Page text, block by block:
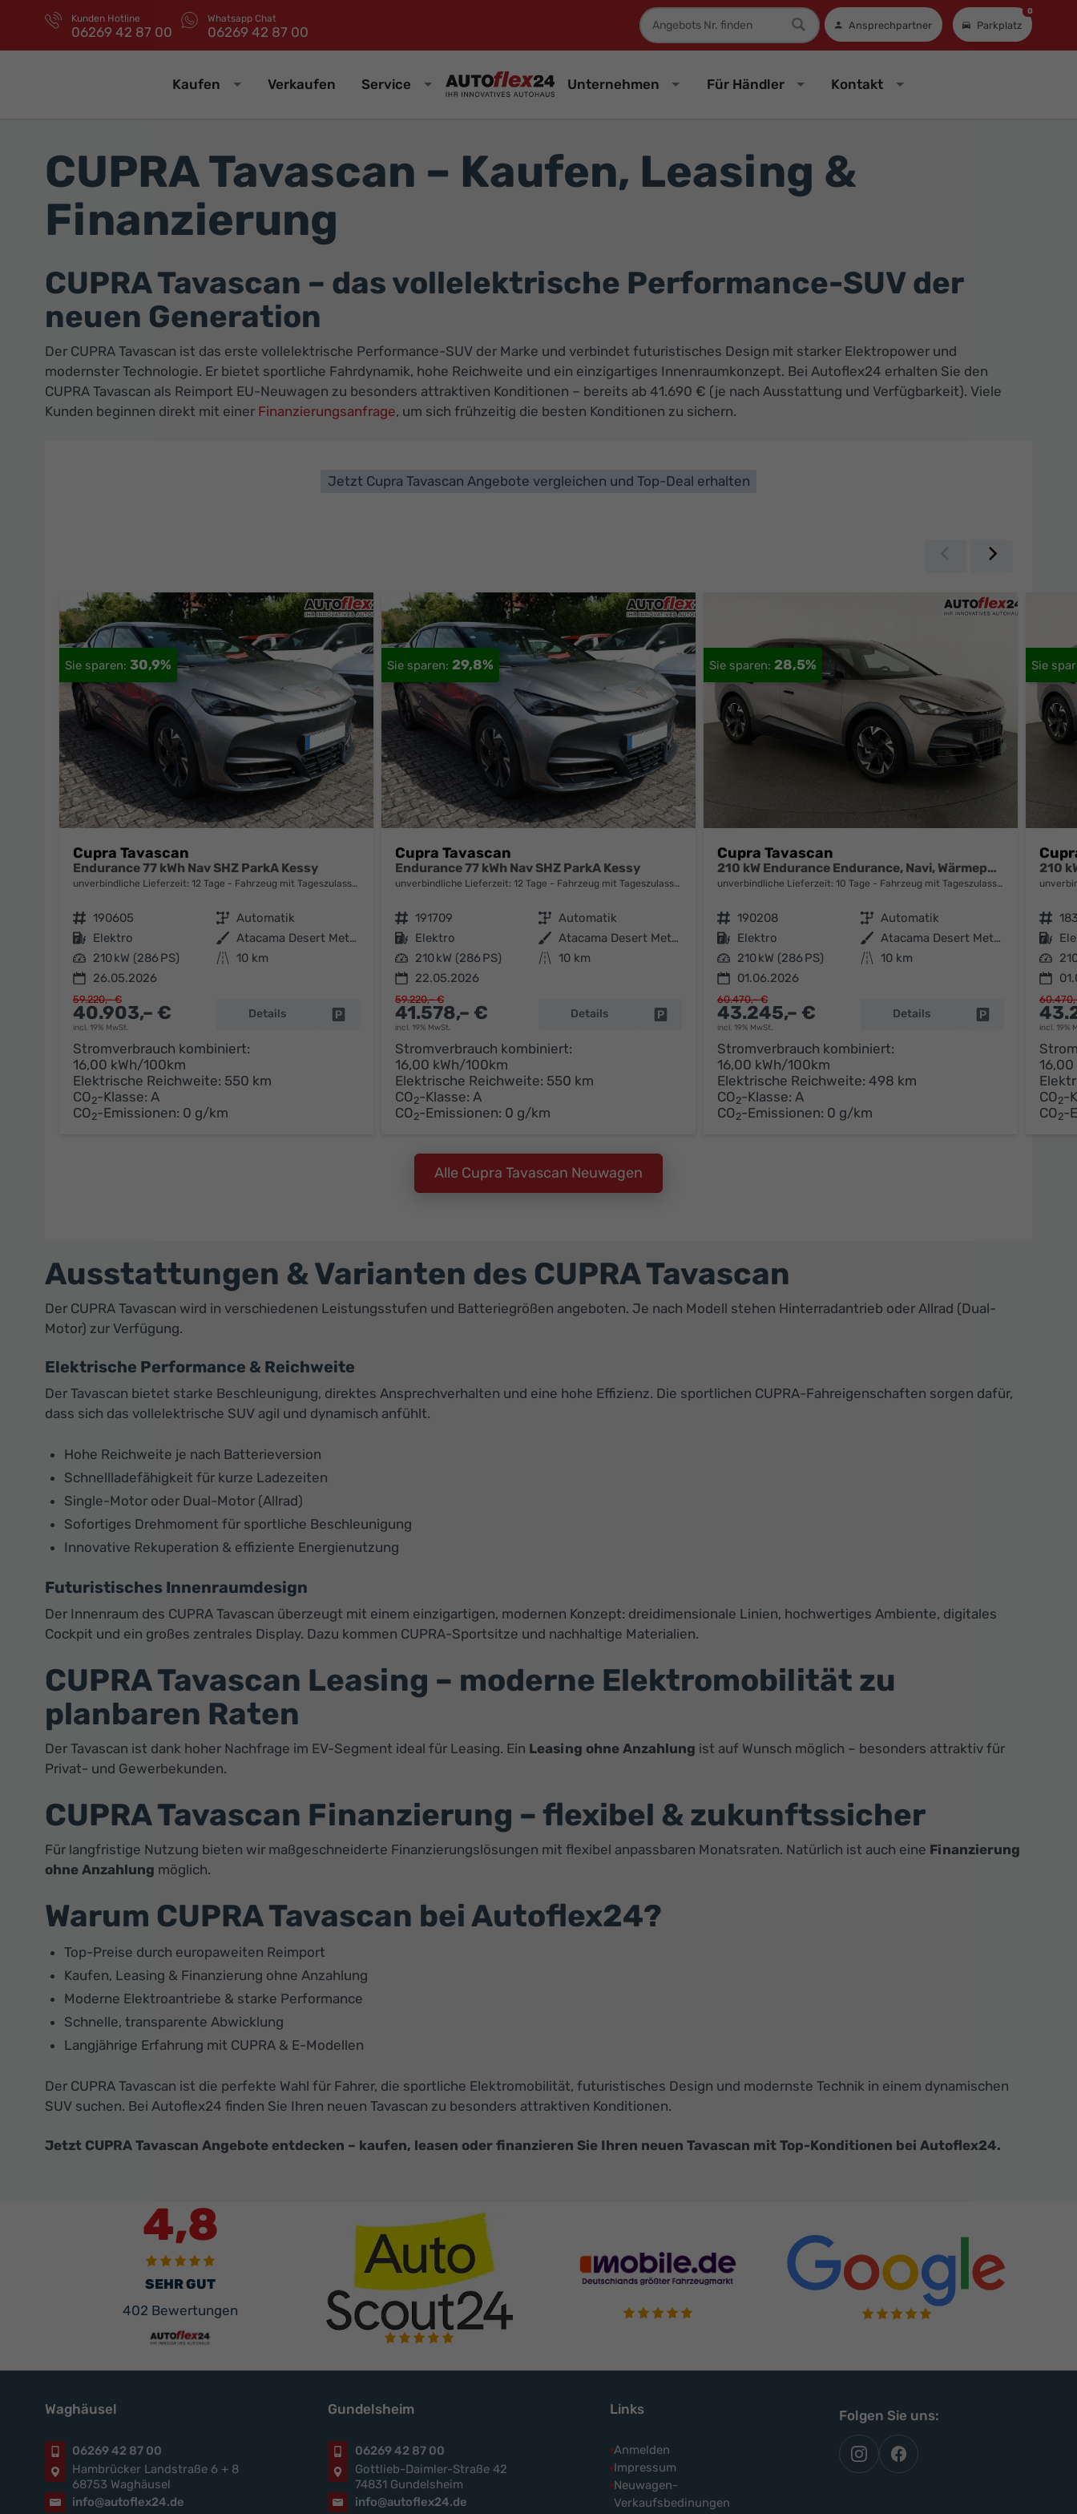
Kunden Hotline
06269 42 87 00
Whatsapp Chat
06269 42 87 00
Fahrzeugnummer
Ansprechpartner Parkplatz
0
Kaufen Verkaufen Service Unternehmen Für Händler Kontakt
CUPRA Tavascan – Kaufen, Leasing &
Finanzierung
CUPRA Tavascan – das vollelektrische Performance-SUV der
neuen Generation
Der CUPRA Tavascan ist das erste vollelektrische Performance-SUV der Marke und verbindet futuristisches Design mit starker Elektropower und
modernster Technologie. Er bietet sportliche Fahrdynamik, hohe Reichweite und ein einzigartiges Innenraumkonzept. Bei Autoflex24 erhalten Sie den
CUPRA Tavascan als Reimport EU-Neuwagen zu besonders attraktiven Konditionen – bereits ab 41.690 € (je nach Ausstattung und Verfügbarkeit). Viele
Kunden beginnen direkt mit einer Finanzierungsanfrage, um sich frühzeitig die besten Konditionen zu sichern.
Jetzt Cupra Tavascan Angebote vergleichen und Top-Deal erhalten
Zurück
30,9%
Cupra Tavascan
Endurance 77 kWh Nav SHZ ParkA Kessy
unverbindliche Lieferzeit: 12 Tage Fahrzeug mit Tageszulassung
Fahrzeugnr. 190605 Getriebe Automatik
Kraftstoff Elektro Außenfarbe
Atacama Desert Metallic
Leistung 210 kW (286 PS) Kilometerstand 10 km
26.05.2026
40.903,– €
incl. 19% MwSt.
59.220,– €
Details Fahrzeug parken
Stromverbrauch kombiniert:
16,00 kWh/100km
Elektrische Reichweite: 550 km
CO2-Klasse: A
CO2-Emissionen: 0 g/km
29,8%
Cupra Tavascan
Endurance 77 kWh Nav SHZ ParkA Kessy
unverbindliche Lieferzeit: 12 Tage Fahrzeug mit Tageszulassung
Fahrzeugnr. 191709 Getriebe Automatik
Kraftstoff Elektro Außenfarbe
Atacama Desert Metallic
Leistung 210 kW (286 PS) Kilometerstand 10 km
22.05.2026
41.578,– €
incl. 19% MwSt.
59.220,– €
Details Fahrzeug parken
Stromverbrauch kombiniert:
16,00 kWh/100km
Elektrische Reichweite: 550 km
CO2-Klasse: A
CO2-Emissionen: 0 g/km
28,5%
Cupra Tavascan
210 kW Endurance Endurance, Navi, Wärmepumpe, Kamera, el. Klappe, 19-Zoll, 3 J.-Garantie
unverbindliche Lieferzeit: 10 Tage Fahrzeug mit Tageszulassung
Fahrzeugnr. 190208 Getriebe Automatik
Kraftstoff Elektro Außenfarbe
Atacama Desert Metallic
Leistung 210 kW (286 PS) Kilometerstand 10 km
01.06.2026
43.245,– €
incl. 19% MwSt.
60.470,– €
Details Fahrzeug parken
Stromverbrauch kombiniert:
16,00 kWh/100km
Elektrische Reichweite: 498 km
CO2-Klasse: A
CO2-Emissionen: 0 g/km
Fahrzeugnr.
Kraftstoff
Leistung
incl. 19%
CO2-
CO2-
Alle Cupra Tavascan Neuwagen
Ausstattungen & Varianten des CUPRA Tavascan
Der CUPRA Tavascan wird in verschiedenen Leistungsstufen und Batteriegrößen angeboten. Je nach Modell stehen Hinterradantrieb oder Allrad (Dual-
Motor) zur Verfügung.
Elektrische Performance & Reichweite
Der Tavascan bietet starke Beschleunigung, direktes Ansprechverhalten und eine hohe Effizienz. Die sportlichen CUPRA-Fahreigenschaften sorgen dafür,
dass sich das vollelektrische SUV agil und dynamisch anfühlt.
Hohe Reichweite je nach Batterieversion
Schnellladefähigkeit für kurze Ladezeiten
Single-Motor oder Dual-Motor (Allrad)
Sofortiges Drehmoment für sportliche Beschleunigung
Innovative Rekuperation & effiziente Energienutzung
Futuristisches Innenraumdesign
Der Innenraum des CUPRA Tavascan überzeugt mit einem einzigartigen, modernen Konzept: dreidimensionale Linien, hochwertiges Ambiente, digitales
Cockpit und ein großes zentrales Display. Dazu kommen CUPRA-Sportsitze und nachhaltige Materialien.
CUPRA Tavascan Leasing – moderne Elektromobilität zu
planbaren Raten
Der Tavascan ist dank hoher Nachfrage im EV-Segment ideal für Leasing. Ein Leasing ohne Anzahlung ist auf Wunsch möglich – besonders attraktiv für
Privat- und Gewerbekunden.
CUPRA Tavascan Finanzierung – flexibel & zukunftssicher
Für langfristige Nutzung bieten wir maßgeschneiderte Finanzierungslösungen mit flexibel anpassbaren Monatsraten. Natürlich ist auch eine Finanzierung
ohne Anzahlung möglich.
Warum CUPRA Tavascan bei Autoflex24?
Top-Preise durch europaweiten Reimport
Kaufen, Leasing & Finanzierung ohne Anzahlung
Moderne Elektroantriebe & starke Performance
Schnelle, transparente Abwicklung
Langjährige Erfahrung mit CUPRA & E-Modellen
Der CUPRA Tavascan ist die perfekte Wahl für Fahrer, die sportliche Elektromobilität, futuristisches Design und modernste Technik in einem dynamischen
SUV suchen. Bei Autoflex24 finden Sie Ihren neuen Tavascan zu besonders attraktiven Konditionen.
Jetzt CUPRA Tavascan Angebote entdecken – kaufen, leasen oder finanzieren Sie Ihren neuen Tavascan mit Top-Konditionen bei Autoflex24.
4,8
SEHR GUT
402 Bewertungen
Waghäusel
06269 42 87 00
Hambrücker Landstraße 6 + 8
68753 Waghäusel
info@autoflex24.de
Gundelsheim
06269 42 87 00
Gottlieb-Daimler-Straße 42
74831 Gundelsheim
info@autoflex24.de
Links
Anmelden
Impressum
Neuwagen-
Verkaufsbedinungen
Folgen Sie uns:
autoflex
auf
autoflex24
auf